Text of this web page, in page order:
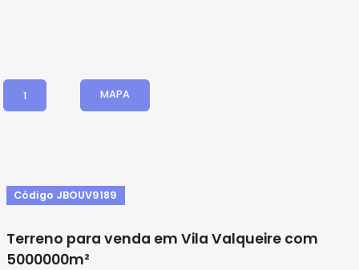
1 MAPA
Código JBOUV9189
Terreno para venda em Vila Valqueire com
5000000m²